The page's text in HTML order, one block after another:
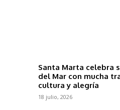
Santa Marta celebra
del Mar con mucha
cultura y alegría
18 julio, 2026